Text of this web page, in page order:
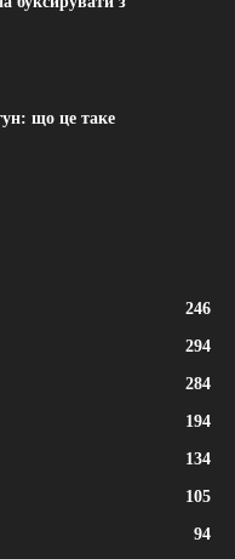
що це таке
246
294
284
194
134
105
94